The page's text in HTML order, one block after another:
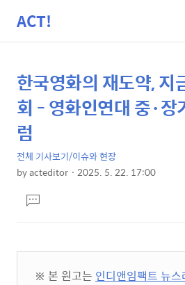
ACT!
상
세
컨
텐
츠
본
문
제
목
한국영화의 재도약, 지
회 - 영화인연대 중·장
럼
전체 기사보기/이슈와 현장
byacteditor 2025. 5. 22. 17:00
문댓
글
※ 본 원고는 인디앤임팩트 뉴스